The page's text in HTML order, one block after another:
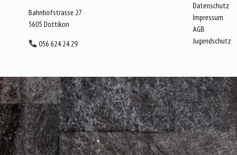
Bahnhofstrasse 27
5605 Dottikon
056 624 24 29
Datenschutz
Impressum
AGB
Jugendschutz